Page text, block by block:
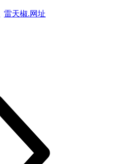
雷天椒.网址